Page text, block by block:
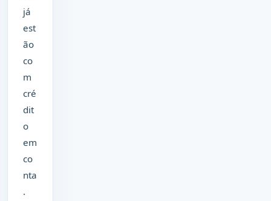
já
est
ão
co
m
cré
dit
o
em
co
nta
.